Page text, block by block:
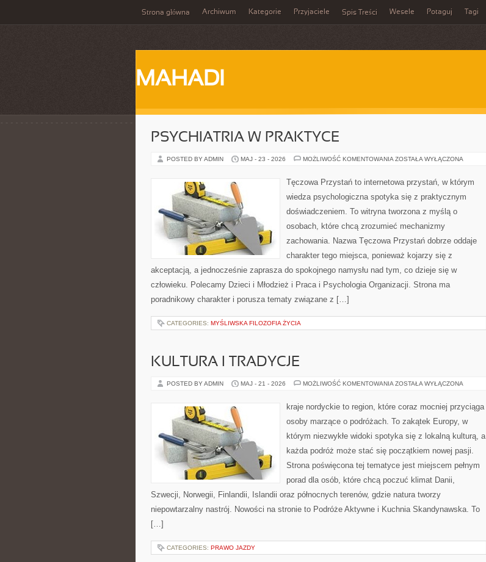
Strona główna Archiwum Kategorie Przyjaciele Spis Treści Wesele Potaguj Tagi
MAHADI
PSYCHIATRIA W PRAKTYCE
POSTED BY ADMIN MAJ - 23 - 2026 MOŻLIWOŚĆ KOMENTOWANIA PSYCHIATRIA
ZOSTAŁA WYŁĄCZONA
Tęczowa Przystań to internetowa przystań, w którym
wiedza psychologiczna spotyka się z praktycznym
doświadczeniem. To witryna tworzona z myślą o
osobach, które chcą zrozumieć mechanizmy
zachowania. Nazwa Tęczowa Przystań dobrze oddaje
charakter tego miejsca, ponieważ kojarzy się z
akceptacją, a jednocześnie zaprasza do spokojnego namysłu nad tym, co dzieje się w
człowieku. Polecamy Dzieci i Młodzież i Praca i Psychologia Organizacji. Strona ma
poradnikowy charakter i porusza tematy związane z […]
CATEGORIES: MYŚLIWSKA FILOZOFIA ŻYCIA
KULTURA I TRADYCJE
POSTED BY ADMIN MAJ - 21 - 2026 MOŻLIWOŚĆ KOMENTOWANIA KULTURA
ZOSTAŁA WYŁĄCZONA
kraje nordyckie to region, które coraz mocniej przyciąga
osoby marzące o podróżach. To zakątek Europy, w
którym niezwykłe widoki spotyka się z lokalną kulturą, a
każda podróż może stać się początkiem nowej pasji.
Strona poświęcona tej tematyce jest miejscem pełnym
porad dla osób, które chcą poczuć klimat Danii,
Szwecji, Norwegii, Finlandii, Islandii oraz północnych terenów, gdzie natura tworzy
niepowtarzalny nastrój. Nowości na stronie to Podróże Aktywne i Kuchnia Skandynawska. To
[…]
CATEGORIES: PRAWO JAZDY